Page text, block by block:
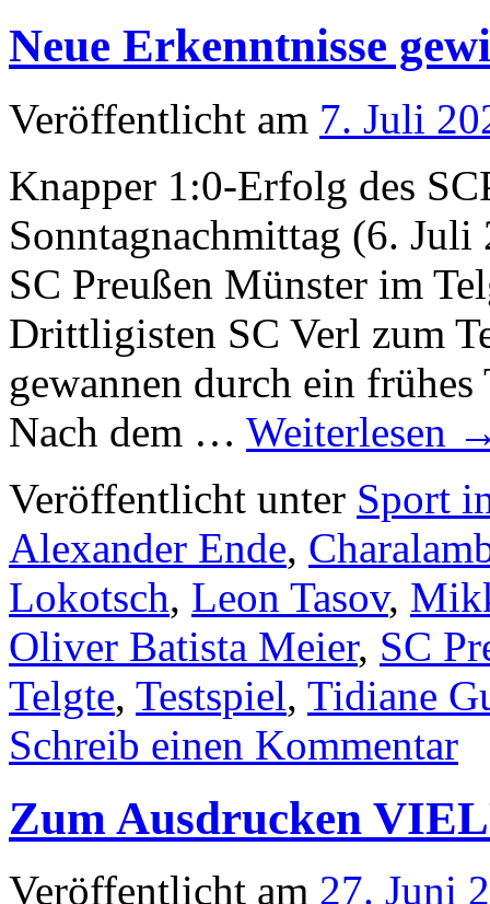
Neue Erkenntnisse
Veröffentlicht am 7. Juli
Knapper 1:0-Erfolg des
Sonntagnachmittag (6.
SC Preußen Münster im
Drittligisten SC Verl zum
gewannen durch ein
Nach dem … Weiterlesen
Veröffentlicht unter Sport
Alexander Ende,
Lokotsch, Leon Tasov,
Oliver Batista Meier, SC
Telgte, Testspiel, Tidiane
Schreib einen Kommentar
Zum Ausdrucken
Veröffentlicht am 27. Juni